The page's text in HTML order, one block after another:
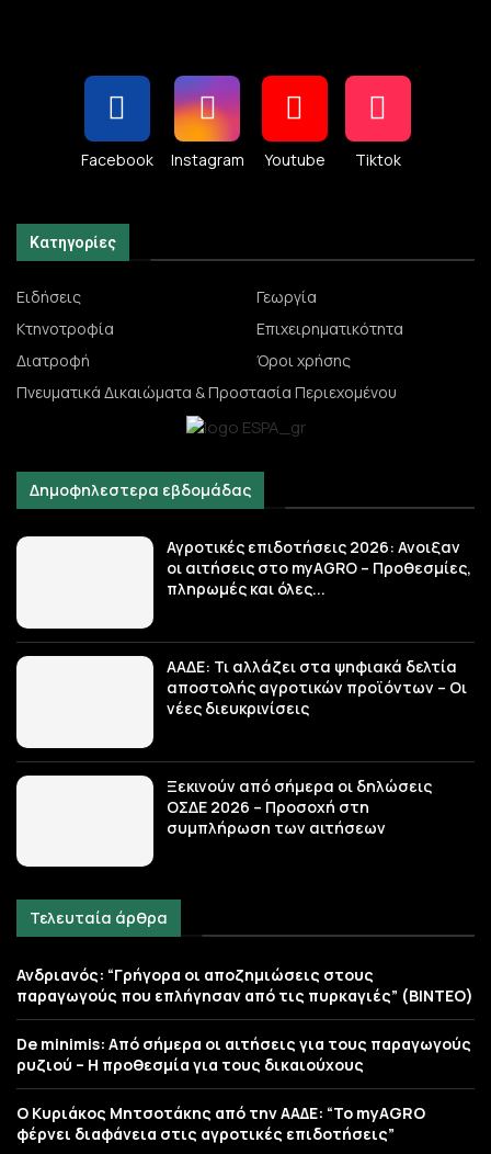
Facebook Instagram Youtube Tiktok
Κατηγορίες
Ειδήσεις
Γεωργία
Κτηνοτροφία
Επιχειρηματικότητα
Διατροφή
Όροι χρήσης
Πνευματικά Δικαιώματα & Προστασία Περιεχομένου
Δημοφηλεστερα εβδομάδας
Αγροτικές επιδοτήσεις 2026: Ανοιξαν
οι αιτήσεις στο myAGRO – Προθεσμίες,
πληρωμές και όλες...
ΑΑΔΕ: Τι αλλάζει στα ψηφιακά δελτία
αποστολής αγροτικών προϊόντων – Οι
νέες διευκρινίσεις
Ξεκινούν από σήμερα οι δηλώσεις
ΟΣΔΕ 2026 – Προσοχή στη
συμπλήρωση των αιτήσεων
Τελευταία άρθρα
Ανδριανός: “Γρήγορα οι αποζημιώσεις στους
παραγωγούς που επλήγησαν από τις πυρκαγιές” (BINTEO)
De minimis: Από σήμερα οι αιτήσεις για τους παραγωγούς
ρυζιού – Η προθεσμία για τους δικαιούχους
Ο Κυριάκος Μητσοτάκης από την ΑΑΔΕ: “Το myAGRO
φέρνει διαφάνεια στις αγροτικές επιδοτήσεις”